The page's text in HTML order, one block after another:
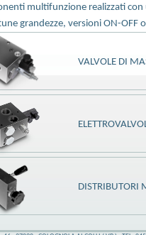
multifunzione realizzati con
grandezze, versioni ON-OFF
VALVOLE DI
DISTRIBUTORI